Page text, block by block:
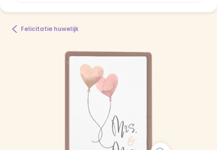
Felicitatie huwelijk